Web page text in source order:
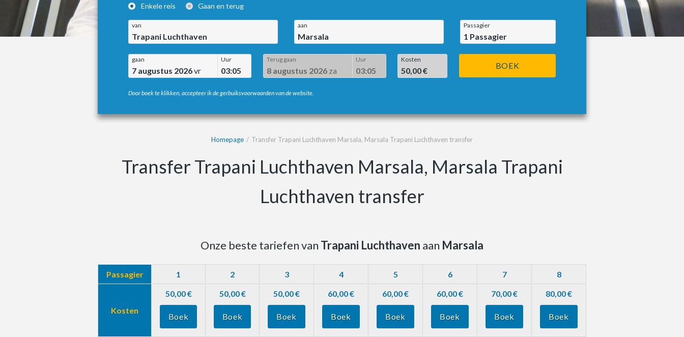
Enkele reis Gaan en terug
van
Trapani Luchthaven
aan
Marsala
Passagier
1 Passagier
gaan
7 augustus 2026vr
Uur
03:05
Terug gaan
8 augustus 2026 za
Uur
03:05
Kosten
50,00 €
BOEK
Door boek te klikken, accepteer ik de gerbuiksvoorwaarden van de website.
Homepage Transfer Trapani Luchthaven Marsala, Marsala Trapani Luchthaven transfer
Transfer Trapani Luchthaven Marsala, Marsala Trapani
Luchthaven transfer
Onze beste tariefen van Trapani Luchthaven aan Marsala
Passagier 1 2 3 4 5 6 7 8
Kosten
50,00 €
Boek
50,00 €
Boek
50,00 €
Boek
60,00 €
Boek
60,00 €
Boek
60,00 €
Boek
70,00 €
Boek
80,00 €
Boek